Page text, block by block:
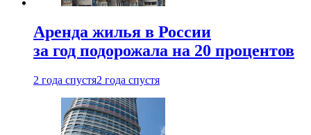
Аренда жилья в России
за год подорожала на 20 процентов
2 года спустя2 года спустя